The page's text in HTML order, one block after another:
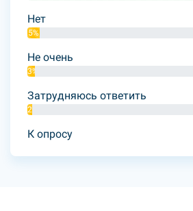
Нет
5%
Не очень
3%
Затрудняюсь ответить
2%
К опросу